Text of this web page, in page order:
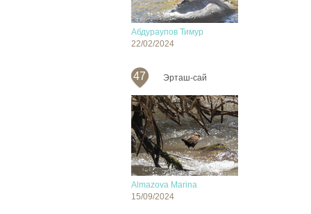
Абдураупов Тимур
22/02/2024
47 Эрташ-сай
Almazova Marina
15/09/2024